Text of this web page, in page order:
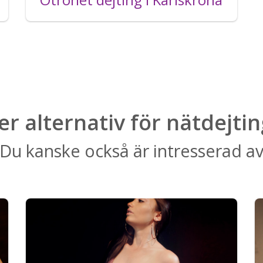
alternativ för
Du kanske också är intresserad av